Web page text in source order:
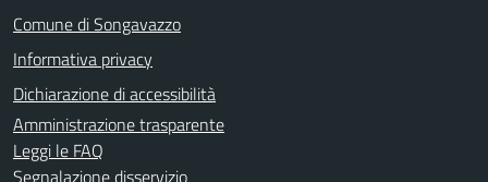
Comune di Songavazzo
Informativa privacy
Dichiarazione di accessibilità
Amministrazione trasparente
Leggi le FAQ
Segnalazione disservizio